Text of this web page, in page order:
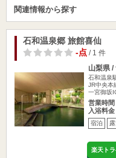
関連情報から探す
石和温泉郷 旅館喜仙
-点/ 1 件
山梨県 /
石和温泉
JR中央本
一宮御坂
営業時間
入浴料金
宿泊
楽天ト